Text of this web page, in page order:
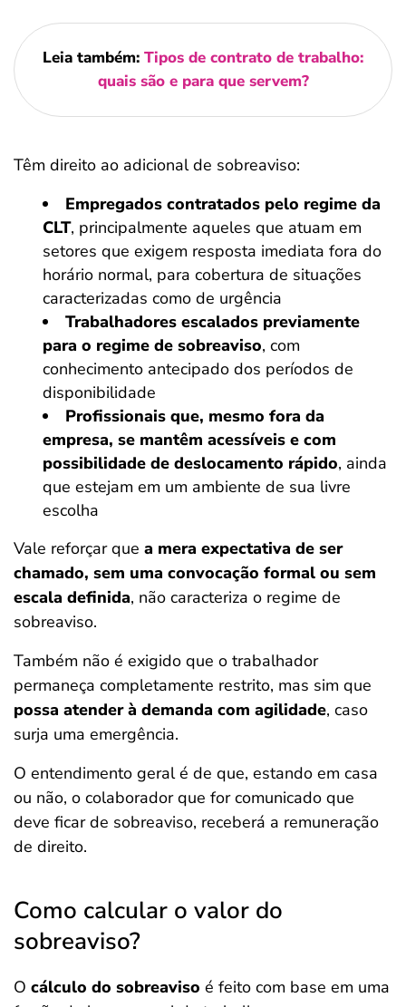
Leia também: Tipos de contrato de trabalho:
quais são e para que servem?
Têm direito ao adicional de sobreaviso:
Empregados contratados pelo regime da
CLT, principalmente aqueles que atuam em
setores que exigem resposta imediata fora do
horário normal, para cobertura de situações
caracterizadas como de urgência
Trabalhadores escalados previamente
para o regime de sobreaviso, com
conhecimento antecipado dos períodos de
disponibilidade
Profissionais que, mesmo fora da
empresa, se mantêm acessíveis e com
possibilidade de deslocamento rápido, ainda
que estejam em um ambiente de sua livre
escolha
Vale reforçar que a mera expectativa de ser
chamado, sem uma convocação formal ou sem
escala definida, não caracteriza o regime de
sobreaviso.
Também não é exigido que o trabalhador
permaneça completamente restrito, mas sim que
possa atender à demanda com agilidade, caso
surja uma emergência.
O entendimento geral é de que, estando em casa
ou não, o colaborador que for comunicado que
deve ficar de sobreaviso, receberá a remuneração
de direito.
Como calcular o valor do
sobreaviso?
O cálculo do sobreaviso é feito com base em uma